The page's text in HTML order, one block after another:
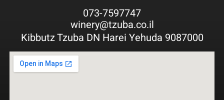
073-7597747
winery@tzuba.co.il
Kibbutz Tzuba DN Harei Yehuda 9087000